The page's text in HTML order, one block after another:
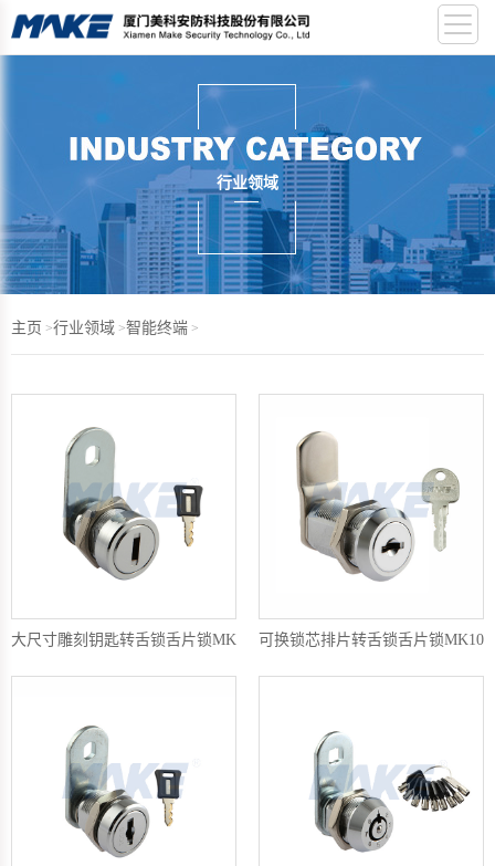
行业领域
主页 >行业领域 >智能终端 >
大尺寸雕刻钥匙转舌锁舌片锁MK110-16可换锁芯排片转舌锁舌片锁